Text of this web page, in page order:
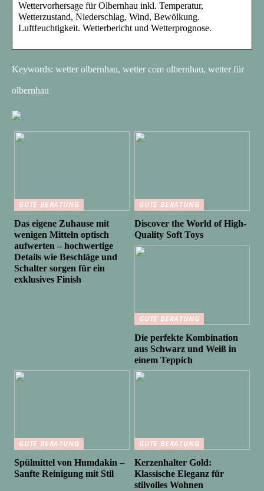
Wettervorhersage für Olbernhau inkl. Temperatur,
Wetterzustand, Niederschlag, Wind, Bewölkung.
Luftfeuchtigkeit. Wetterbericht und Wetterprognose.
Keywords: wetter olbernhau, wetter com olbernhau, wetter für
olbernhau
GUTE BERATUNG
Das eigene Zuhause mit
wenigen Mitteln optisch
aufwerten – hochwertige
Details wie Beschläge und
Schalter sorgen für ein
exklusives Finish
GUTE BERATUNG
Discover the World of High-
Quality Soft Toys
GUTE BERATUNG
Die perfekte Kombination
aus Schwarz und Weiß in
einem Teppich
GUTE BERATUNG
Spülmittel von Humdakin –
Sanfte Reinigung mit Stil
GUTE BERATUNG
Kerzenhalter Gold:
Klassische Eleganz für
stilvolles Wohnen